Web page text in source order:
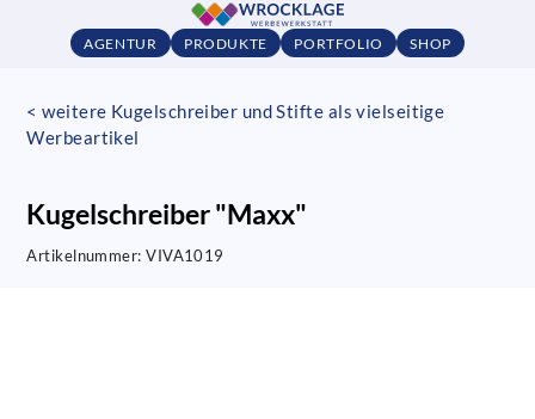
AGENTUR PRODUKTE PORTFOLIO SHOP
< weitere Kugelschreiber und Stifte als vielseitige
Werbeartikel
Kugelschreiber "Maxx"
Artikelnummer:VIVA1019